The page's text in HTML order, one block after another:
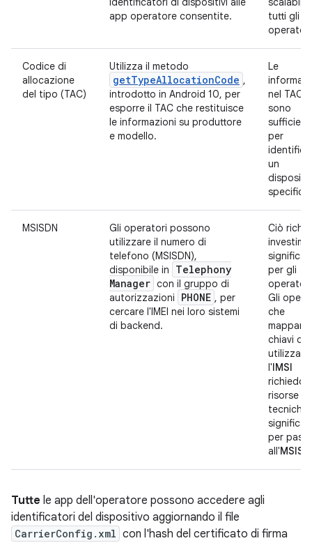
app operatore consentite.
tutti gli
Codice di
allocazione
del tipo (TAC)
Utilizza il metodo
getTypeAllocationCode ,
introdotto in Android 10, per
esporre il TAC che restituisce
le informazioni su produttore
e modello.
Le
nel TAC
sono
sufficienti
per
un
specifico.
MSISDN
Gli operatori possono
utilizzare il numero di
telefono (MSISDN),
disponibile in
Telephony
Manager con il gruppo di
autorizzazioni
PHONE , per
cercare l'IMEI nei loro sistemi
di backend.
Ciò
per gli
Gli
che
chiavi di
l'IMSI
risorse
tecniche
per
all'
Tutte le app dell'operatore possono accedere agli
identificatori del dispositivo aggiornando il file
CarrierConfig.xml con l'hash del certificato di firma